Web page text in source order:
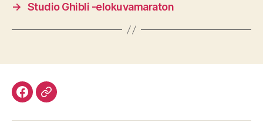
→ Studio Ghibli -elokuvamaraton
Facebook
Discord